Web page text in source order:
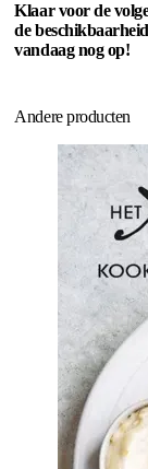
Klaar voor de
de
vandaag nog op!
Andere producten